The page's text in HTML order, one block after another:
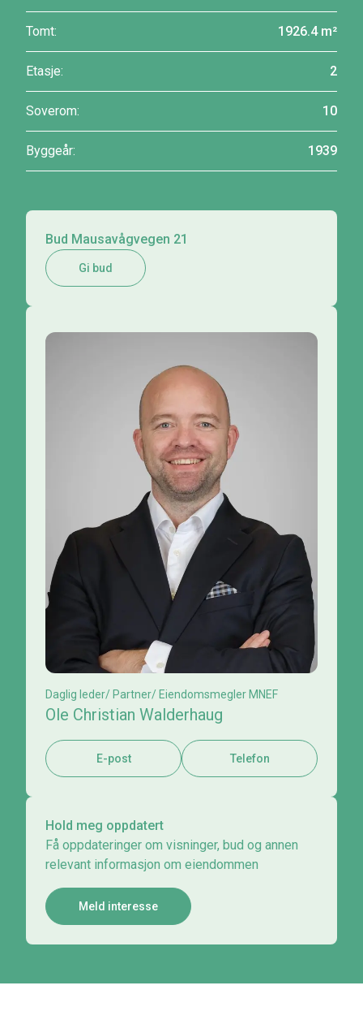
Tomt: 1926.4 m²
Etasje: 2
Soverom: 10
Byggeår: 1939
Bud Mausavågvegen 21
Gi bud
Daglig leder/ Partner/ Eiendomsmegler MNEF
Ole Christian Walderhaug
E-post Telefon
Hold meg oppdatert
Få oppdateringer om visninger, bud og annen
relevant informasjon om eiendommen
Meld interesse